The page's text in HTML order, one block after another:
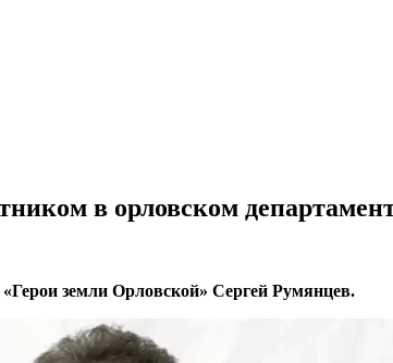
в орловском
земли Орловской» Сергей Румянцев.